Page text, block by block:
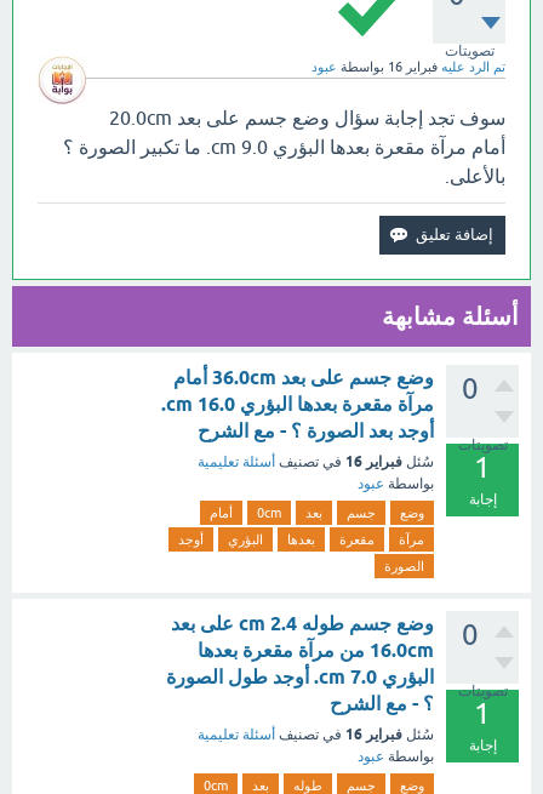
تصويتات
تم الرد عليه فبراير 16 بواسطة عبود
سوف تجد إجابة سؤال وضع جسم على بعد 20.0cm
أمام مرآة مقعرة بعدها البؤري cm 9.0. ما تكبير الصورة ؟
بالأعلى.
أسئلة مشابهة
0
تصويتات
1
إجابة
وضع جسم على بعد 36.0cm أمام
مرآة مقعرة بعدها البؤري cm 16.0.
أوجد بعد الصورة ؟ - مع الشرح
سُئل فبراير 16 في تصنيف أسئلة تعليمية
بواسطة عبود
وضع جسم بعد 0cm
أمام
مرآة
مقعرة بعدها البؤري
أوجد
الصورة
0
تصويتات
1
إجابة
وضع جسم طوله cm 2.4 على بعد
16.0cm من مرآة مقعرة بعدها
البؤري cm 7.0. أوجد طول الصورة
؟ - مع الشرح
سُئل فبراير 16 في تصنيف أسئلة تعليمية
بواسطة عبود
وضع جسم طوله بعد
0cm